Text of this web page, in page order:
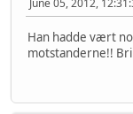
June 05, 2012,
Han hadde vært
motstanderne!!